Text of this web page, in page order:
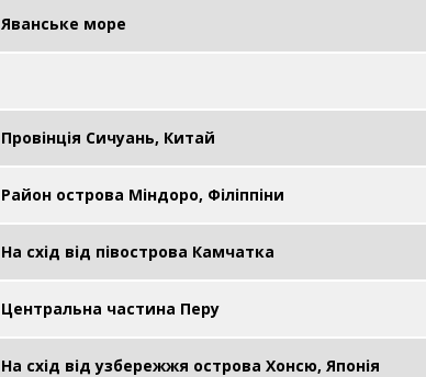
Яванське море
Провінція Сичуань, Китай
Район острова Міндоро, Філіппіни
На схід від півострова Камчатка
Центральна частина Перу
На схід від узбережжя острова Хонсю, Японія